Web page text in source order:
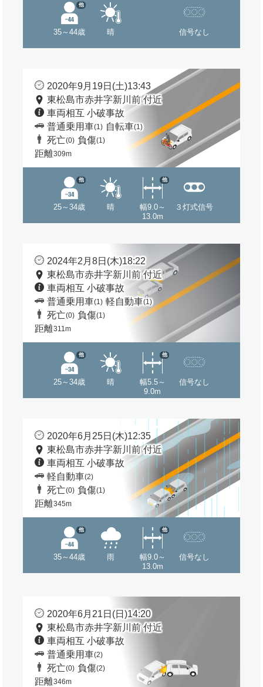
35～44歳
他
晴 信号なし
2020年9月19日(土)13:43
東松島市赤井字新川前 付近
車両相互 小破事故
普通乗用車(1) 自転車(1)
死亡(0) 負傷(1)
距離309m
25～34歳
他
晴
幅9.0～
13.0m
他
３灯式信号
2024年2月8日(木)18:22
東松島市赤井字新川前 付近
車両相互 小破事故
普通乗用車(1) 軽自動車(1)
死亡(0) 負傷(1)
距離311m
25～34歳
他
晴
幅5.5～
9.0m
他
信号なし
2020年6月25日(木)12:35
東松島市赤井字新川前 付近
車両相互 小破事故
軽自動車(2)
死亡(0) 負傷(1)
距離345m
35～44歳
他
雨
幅9.0～
13.0m
他
信号なし
2020年6月21日(日)14:20
東松島市赤井字新川前 付近
車両相互 小破事故
普通乗用車(2)
死亡(0) 負傷(2)
距離346m